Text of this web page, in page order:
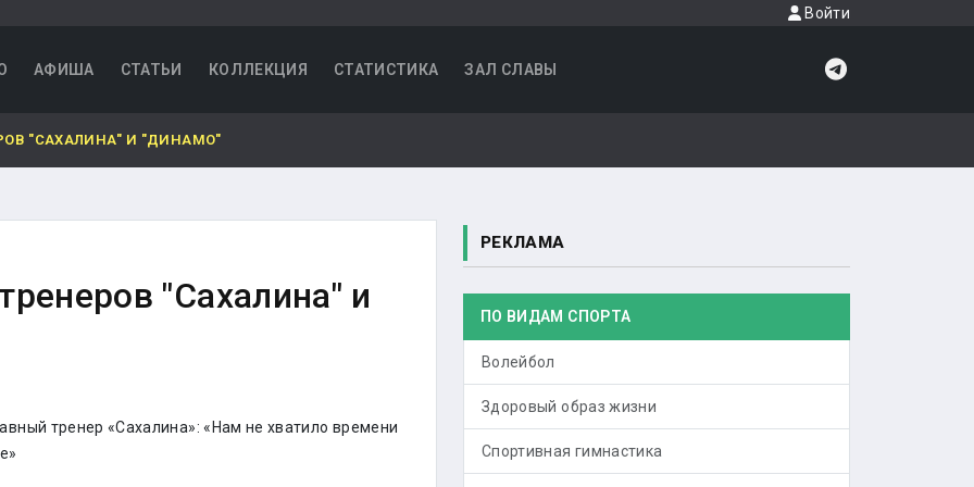
Войти
АФИША СТАТЬИ КОЛЛЕКЦИЯ СТАТИСТИКА ЗАЛ СЛАВЫ
"САХАЛИНА" И "ДИНАМО"
"Сахалина" и
тренер «Сахалина»: «Нам не хватило времени
РЕКЛАМА
ПО ВИДАМ СПОРТА
Волейбол
Здоровый образ жизни
Спортивная гимнастика